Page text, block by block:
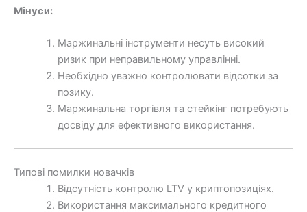
Мінуси:
Маржинальні інструменти несуть високий
ризик при неправильному управлінні.
Необхідно уважно контролювати відсотки за
позику.
Маржинальна торгівля та стейкінг потребують
досвіду для ефективного використання.
Типові помилки новачків
Відсутність контролю LTV у криптопозиціях.
Використання максимального кредитного